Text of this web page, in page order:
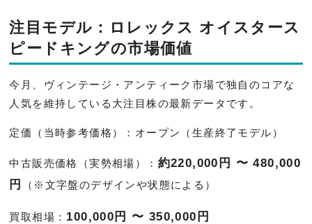
注目モデル：ロレックス オイスタース
ピードキングの市場価値
今月、ヴィンテージ・アンティーク市場で独自のコアな
人気を維持している大注目株の最新データです。
定価（当時参考価格）：オープン（生産終了モデル）
中古販売価格（実勢相場）： 約220,000円 〜 480,000
円
（※文字盤のデザインや状態による）
買取相場： 100,000円 〜 350,000円